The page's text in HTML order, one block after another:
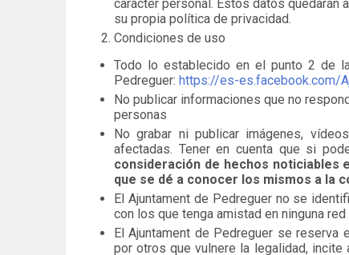
carácter personal. Estos datos
su propia política de privacidad.
Condiciones de uso
Todo lo establecido en el punto 2 de
Pedreguer: https://es-es.facebook.com/
No publicar informaciones que no
personas
No grabar ni publicar imágenes,
afectadas. Tener en cuenta que si
consideración de hechos noticiables
que se dé a conocer los mismos a la
El Ajuntament de Pedreguer no se
con los que tenga amistad en ninguna
El Ajuntament de Pedreguer se
por otros que vulnere la legalidad, incite